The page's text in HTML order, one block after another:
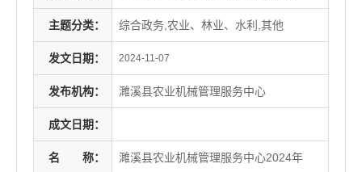
主题分类： 综合政务,农业、林业、水利,其他
发文日期： 2024-11-07
发布机构： 濉溪县农业机械管理服务中心
成文日期：
名 称：
濉溪县农业机械管理服务中心2024年